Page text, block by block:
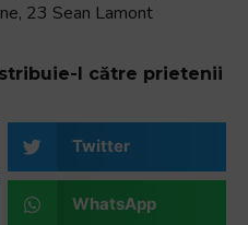
23 Sean Lamont
l către prietenii
Twitter
WhatsApp